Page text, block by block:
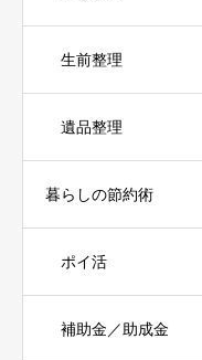
生前整理
遺品整理
暮らしの節約術
ポイ活
補助金／助成金